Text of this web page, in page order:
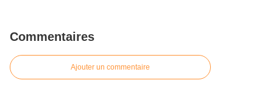
Commentaires
Ajouter un commentaire